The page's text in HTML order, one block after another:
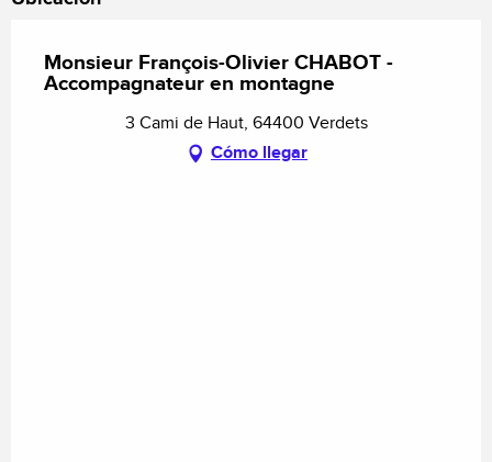
Monsieur François-Olivier CHABOT -
Accompagnateur en montagne
3 Cami de Haut, 64400 Verdets
Cómo llegar